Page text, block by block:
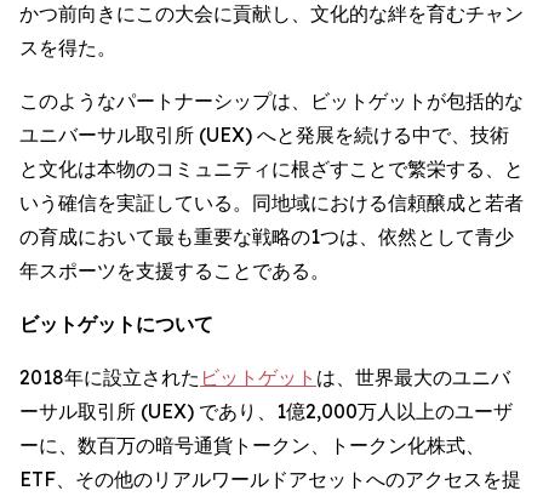
かつ前向きにこの大会に貢献し、文化的な絆を育むチャン
スを得た。
このようなパートナーシップは、ビットゲットが包括的な
ユニバーサル取引所 (UEX) へと発展を続ける中で、技術
と文化は本物のコミュニティに根ざすことで繁栄する、と
いう確信を実証している。同地域における信頼醸成と若者
の育成において最も重要な戦略の1つは、依然として青少
年スポーツを支援することである。
ビットゲットについて
2018年に設立された ビットゲット は、世界最大のユニバ
ーサル取引所 (UEX) であり、1億2,000万人以上のユーザ
ーに、数百万の暗号通貨トークン、トークン化株式、
ETF、その他のリアルワールドアセットへのアクセスを提